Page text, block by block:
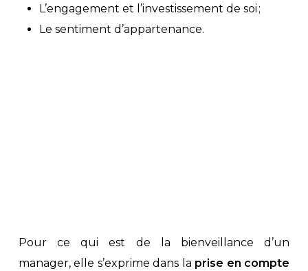
L’engagement et l’investissement de soi ;
Le sentiment d’appartenance.
Pour ce qui est de la bienveillance d’un
manager, elle s’exprime dans la prise en compte